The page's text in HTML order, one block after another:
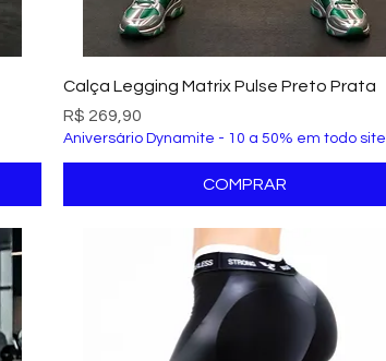
Visualização rápida
Calça Legging Matrix Pulse Preto Prata
Preço
R$ 269,90
Aniversário Dynamite - 10 a 50% em todo site
COMPRAR